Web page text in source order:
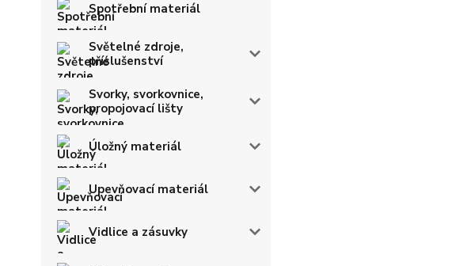
Spotřební materiál
Světelné zdroje,
příslušenství
Svorky, svorkovnice,
propojovací lišty
Úložný materiál
Upevňovací materiál
Vidlice a zásuvky